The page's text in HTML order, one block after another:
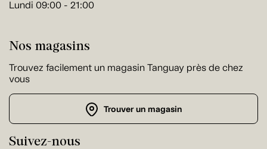
Lundi 09:00 - 21:00
Nos magasins
Trouvez facilement un magasin Tanguay près de chez
vous
Trouver un magasin
Suivez-nous